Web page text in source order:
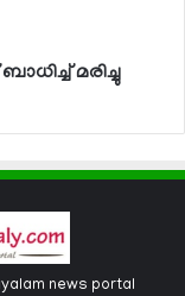
മരിച്ചു
news portal